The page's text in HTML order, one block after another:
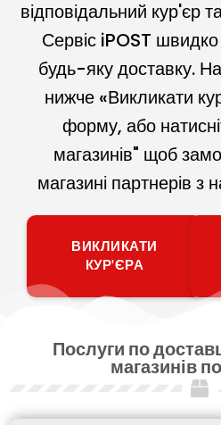
відповідальний кур'єр
Сервіс iPOST
будь-яку доставку.
нижче «Викликати
форму, або
магазинів" щоб
магазині партнерів
ВИКЛИКАТИ
КУР'ЄРА
Послуги по
магазинів